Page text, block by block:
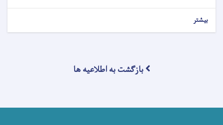
بیشتر
بازگشت به اطلاعیه ها